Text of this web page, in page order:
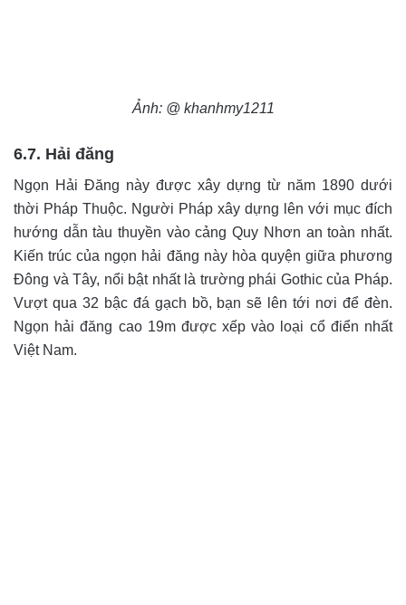
Ảnh: @ khanhmy1211
6.7. Hải đăng
Ngọn Hải Đăng này được xây dựng từ năm 1890 dưới
thời Pháp Thuộc. Người Pháp xây dựng lên với mục đích
hướng dẫn tàu thuyền vào cảng Quy Nhơn an toàn nhất.
Kiến trúc của ngọn hải đăng này hòa quyện giữa phương
Đông và Tây, nổi bật nhất là trường phái Gothic của Pháp.
Vượt qua 32 bậc đá gạch bồ, bạn sẽ lên tới nơi để đèn.
Ngọn hải đăng cao 19m được xếp vào loại cổ điển nhất
Việt Nam.